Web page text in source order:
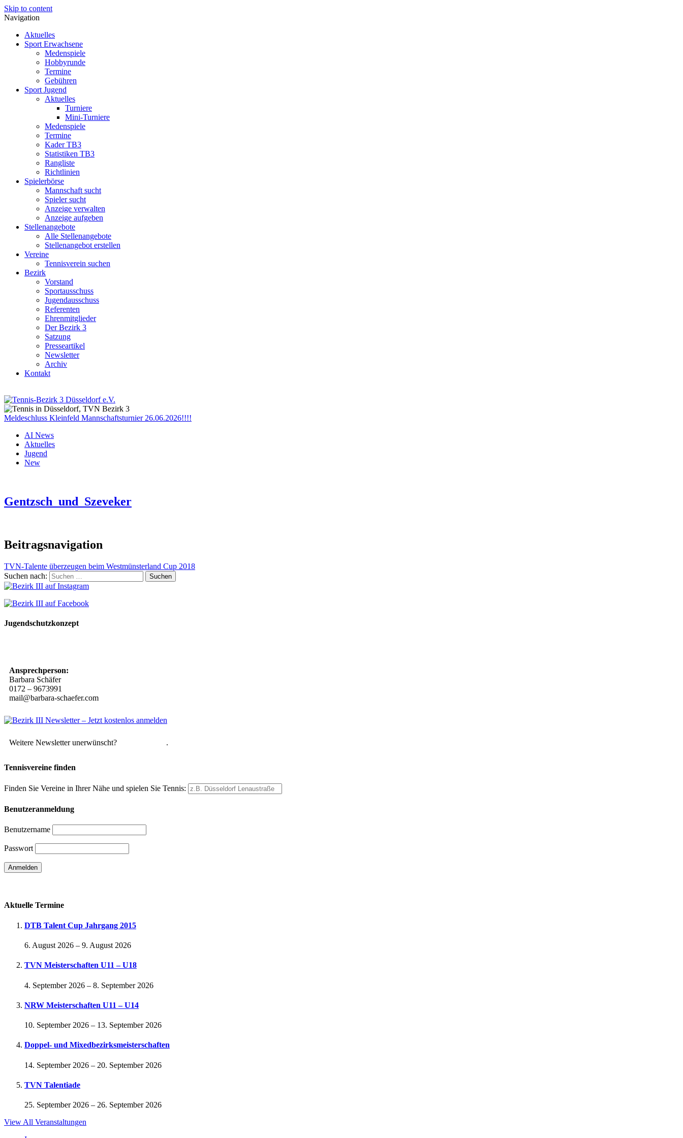
Skip to content
Navigation
Aktuelles
Sport Erwachsene
Medenspiele
Hobbyrunde
Termine
Gebühren
Sport Jugend
Aktuelles
Turniere
Mini-Turniere
Medenspiele
Termine
Kader TB3
Statistiken TB3
Rangliste
Richtlinien
Spielerbörse
Mannschaft sucht
Spieler sucht
Anzeige verwalten
Anzeige aufgeben
Stellenangebote
Alle Stellenangebote
Stellenangebot erstellen
Vereine
Tennisverein suchen
Bezirk
Vorstand
Sportausschuss
Jugendausschuss
Referenten
Ehrenmitglieder
Der Bezirk 3
Satzung
Presseartikel
Newsletter
Archiv
Kontakt
Meldeschluss Kleinfeld Mannschaftsturnier 26.06.2026!!!!
AI News
Aktuelles
Jugend
New
Gentzsch_und_Szeveker
Beitragsnavigation
TVN-Talente überzeugen beim Westmünsterland Cup 2018
Suchen nach:
Jugendschutzkonzept
Ansprechperson:
Barbara Schäfer
0172 – 9673991
mail@barbara-schaefer.com
Weitere Newsletter unerwünscht? .
Tennisvereine finden
Finden Sie Vereine in Ihrer Nähe und spielen Sie Tennis:
Benutzeranmeldung
Benutzername
Passwort
Aktuelle Termine
DTB Talent Cup Jahrgang 2015
6. August 2026 – 9. August 2026
TVN Meisterschaften U11 – U18
4. September 2026 – 8. September 2026
NRW Meisterschaften U11 – U14
10. September 2026 – 13. September 2026
Doppel- und Mixedbezirksmeisterschaften
14. September 2026 – 20. September 2026
TVN Talentiade
25. September 2026 – 26. September 2026
View All Veranstaltungen